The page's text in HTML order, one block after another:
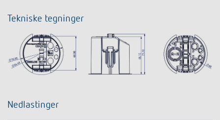
Tekniske tegninger
Nedlastinger